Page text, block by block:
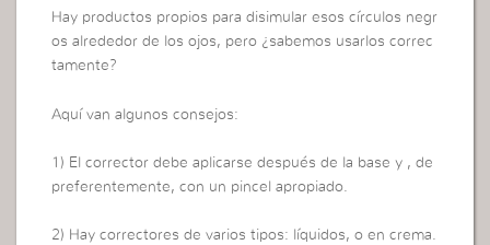
Hay productos propios para disimular esos círculos negr
os alrededor de los ojos, pero ¿sabemos usarlos correc
tamente?
Aquí van algunos consejos:
1) El corrector debe aplicarse después de la base y , de
preferentemente, con un pincel apropiado.
2) Hay correctores de varios tipos: líquidos, o en crema.